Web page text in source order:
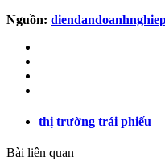
Nguồn:
thị trường trái phiếu
Bài liên quan